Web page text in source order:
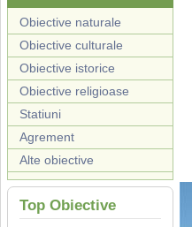
Obiective naturale
Obiective culturale
Obiective istorice
Obiective religioase
Statiuni
Agrement
Alte obiective
Top Obiective